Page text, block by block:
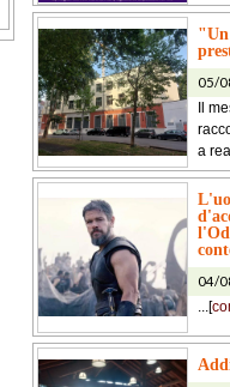
05/
Il
a
04/
...[